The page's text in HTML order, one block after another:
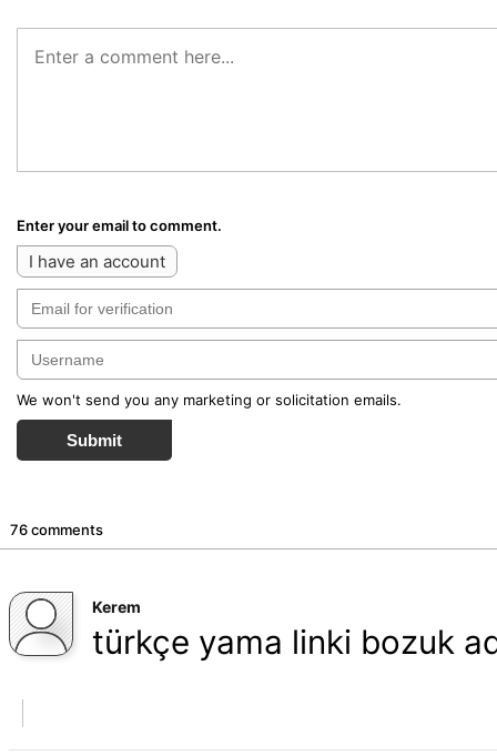
Enter your email to comment.
I have an account
We won't send you any marketing or solicitation emails.
Submit
76 comments
Kerem
türkçe yama linki bozuk